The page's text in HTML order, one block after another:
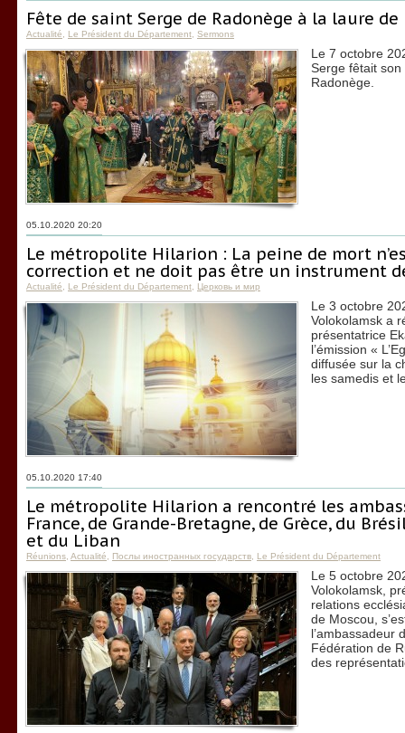
Fête de saint Serge de Radonège à la laure
Actualité Le Président du Département Sermons
Le 7 octobre
Serge fêtait
Radonège.
05.10.2020 20:20
Le métropolite Hilarion : La peine de mort
correction et ne doit pas être un instrument
Actualité Le Président du Département Церковь и мир
Le 3 octobre
Volokolamsk a
présentatrice
l’émission «
diffusée sur la
les samedis et
05.10.2020 17:40
Le métropolite Hilarion a rencontré les
France, de Grande-Bretagne, de Grèce, du
et du Liban
Réunions Actualité Послы иностранных государств Le Président du Département
Le 5 octobre
Volokolamsk,
relations
de Moscou,
l’ambassadeur
Fédération de
des